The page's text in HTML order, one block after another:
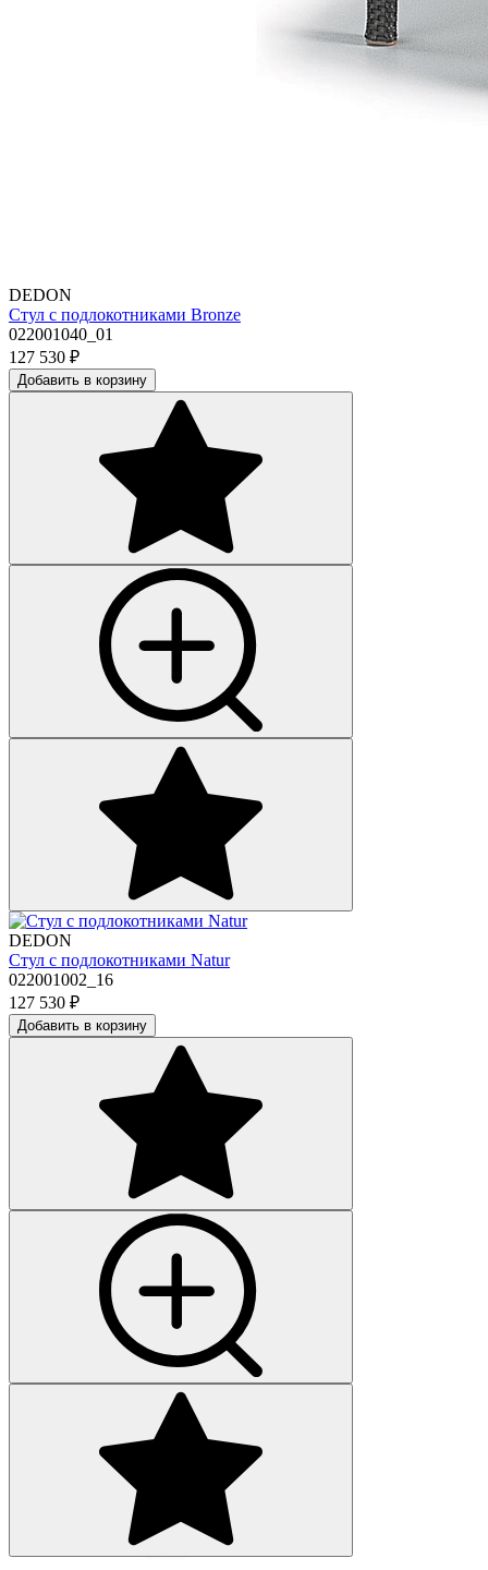
DEDON
Стул с подлокотниками Bronze
022001040_01
127 530 ₽
Добавить в корзину
DEDON
Стул с подлокотниками Natur
022001002_16
127 530 ₽
Добавить в корзину